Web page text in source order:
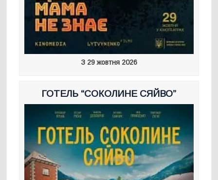
З 29 жовтня 2026
ГОТЕЛЬ “СОКОЛИНЕ СЯЙВО”